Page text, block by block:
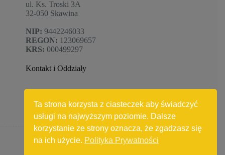
ul. Ks. Troski 3A
32-050 Skawina
NIP: 9442246033
REGON: 123069657
KRS: 000499297
Kontakt i Oddziały
Biuro 2:ul. Mickiewicza 15D, Skawina
Tel:504 295 132 | 519 549 852
Email:zi **********@***il.com
Ta strona korzysta z ciasteczek aby świadczyć
usługi na najwyższym poziomie. Dalsze
korzystanie ze strony oznacza, że zgadzasz się
na ich użycie. Polityka Prywatności